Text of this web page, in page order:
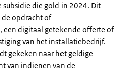
die gold in 2024. Dit
de opdracht of
digitaal getekende offerte of
van het installatiebedrijf.
gekeken naar het geldige
van indienen van de